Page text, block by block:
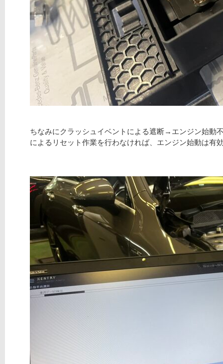
ちなみにクラッシュイベントによる遮断→エンジン始動
によるリセット作業を行わなければ、エンジン始動は有